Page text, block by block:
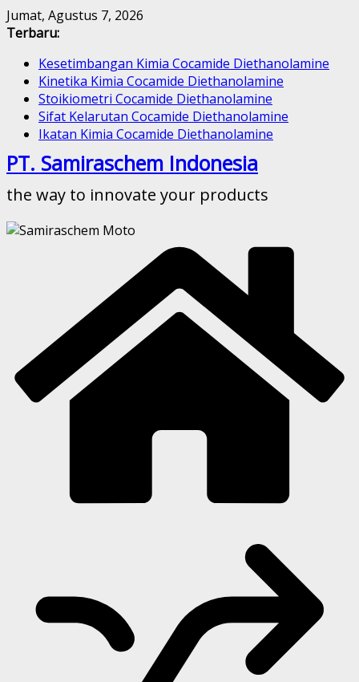
Skip
to
Jumat, Agustus 7, 2026
Terbaru:
Kesetimbangan Kimia Cocamide Diethanolamine
Kinetika Kimia Cocamide Diethanolamine
Stoikiometri Cocamide Diethanolamine
Sifat Kelarutan Cocamide Diethanolamine
Ikatan Kimia Cocamide Diethanolamine
PT. Samiraschem Indonesia
the way to innovate your products